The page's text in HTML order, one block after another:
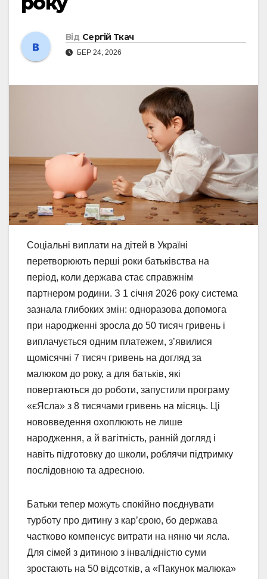
Від Сергій Ткач
БЕР 24, 2026
Соціальні виплати на дітей в Україні
перетворюють перші роки батьківства на
період, коли держава стає справжнім
партнером родини. З 1 січня 2026 року система
зазнала глибоких змін: одноразова допомога
при народженні зросла до 50 тисяч гривень і
виплачується одним платежем, з’явилися
щомісячні 7 тисяч гривень на догляд за
малюком до року, а для батьків, які
повертаються до роботи, запустили програму
«єЯсла» з 8 тисячами гривень на місяць. Ці
нововведення охоплюють не лише
народження, а й вагітність, ранній догляд і
навіть підготовку до школи, роблячи підтримку
послідовною та адресною.
Батьки тепер можуть спокійно поєднувати
турботу про дитину з кар’єрою, бо держава
частково компенсує витрати на няню чи ясла.
Для сімей з дитиною з інвалідністю суми
зростають на 50 відсотків, а «Пакунок малюка»